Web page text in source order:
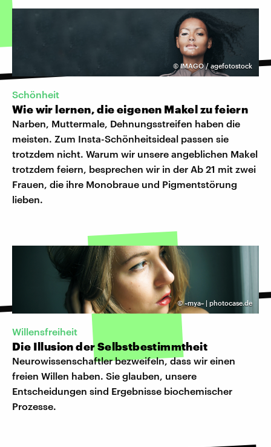
©IMAGO / agefotostock
Schönheit
Wie wir lernen, die eigenen Makel zu feiern
Narben, Muttermale, Dehnungsstreifen haben die
meisten. Zum Insta-Schönheitsideal passen sie
trotzdem nicht. Warum wir unsere angeblichen Makel
trotzdem feiern, besprechen wir in der Ab 21 mit zwei
Frauen, die ihre Monobraue und Pigmentstörung
lieben.
©~mya~ | photocase.de
Willensfreiheit
Die Illusion der Selbstbestimmtheit
Neurowissenschaftler bezweifeln, dass wir einen
freien Willen haben. Sie glauben, unsere
Entscheidungen sind Ergebnisse biochemischer
Prozesse.